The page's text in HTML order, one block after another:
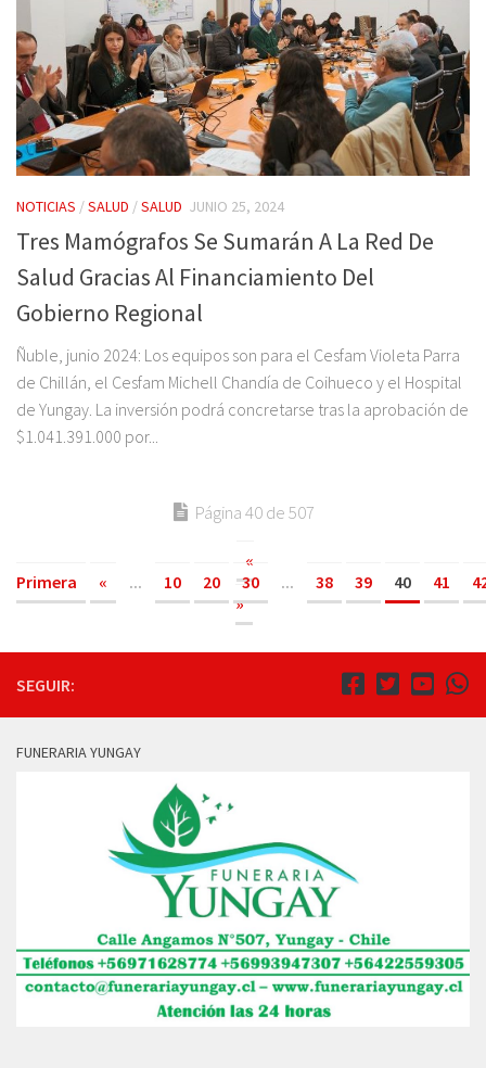
NOTICIAS /SALUD /SALUD JUNIO 25, 2024
Tres Mamógrafos Se Sumarán A La Red De
Salud Gracias Al Financiamiento Del
Gobierno Regional
Ñuble, junio 2024: Los equipos son para el Cesfam Violeta Parra
de Chillán, el Cesfam Michell Chandía de Coihueco y el Hospital
de Yungay. La inversión podrá concretarse tras la aprobación de
$1.041.391.000 por...
Página 40 de 507
«
Primera
« ... 10 20 30 ... 38 39 40 41
»
SEGUIR:
FUNERARIA YUNGAY